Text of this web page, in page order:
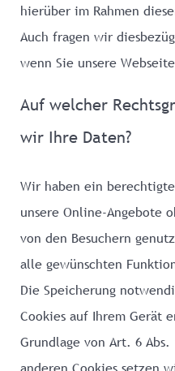
hierüber im Rahmen
Auch fragen wir
wenn Sie unsere
Auf welcher
wir Ihre Daten?
Wir haben ein
unsere Online-Angebote
von den Besuchern
alle gewünschten
Die Speicherung
Cookies auf Ihrem Gerät
Grundlage von Art. 6